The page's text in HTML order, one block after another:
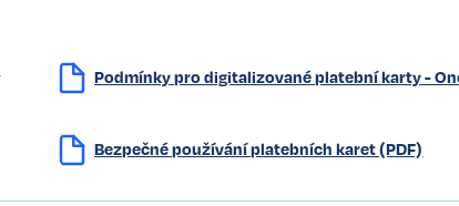
Podmínky pro digitalizované platební karty -
Bezpečné používání platebních karet (PDF)